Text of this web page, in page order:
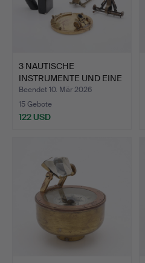
3 NAUTISCHE
INSTRUMENTE UND EINE
SIGNALLAT…
Beendet 10. Mär 2026
15 Gebote
122 USD